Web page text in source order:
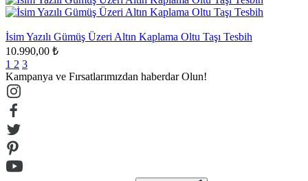
İsim Yazılı Gümüş Üzeri Altın Kaplama Oltu Taşı Tesbih
10.990,00 ₺
1 2 3
Kampanya ve Fırsatlarımızdan haberdar Olun!